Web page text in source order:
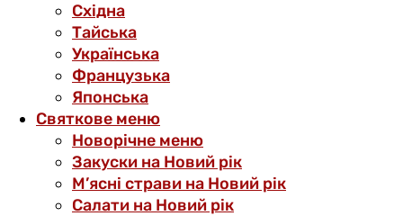
Східна
Тайська
Українська
Французька
Японська
Святкове меню
Новорічне меню
Закуски на Новий рік
М’ясні страви на Новий рік
Салати на Новий рік